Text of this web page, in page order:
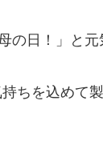
の日！」と元
ちを込めて